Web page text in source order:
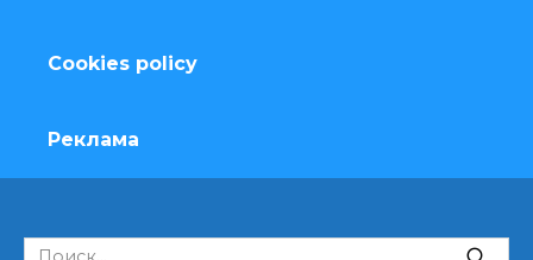
Cookies policy
Реклама
Search